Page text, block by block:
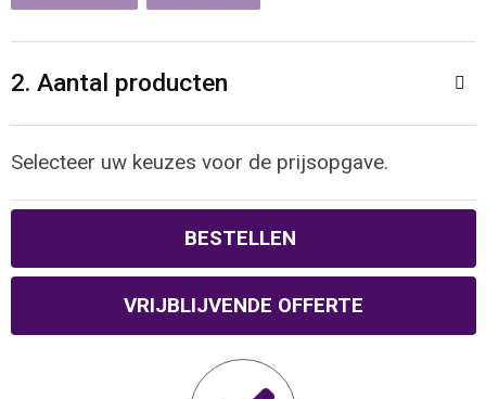
Schoudertassen
Strandtassen
Toilettassen
Hoofdbescherming
Ademhalingsbescherming
2. Aantal producten
Selecteer uw keuzes voor de prijsopgave.
BESTELLEN
VRIJBLIJVENDE OFFERTE